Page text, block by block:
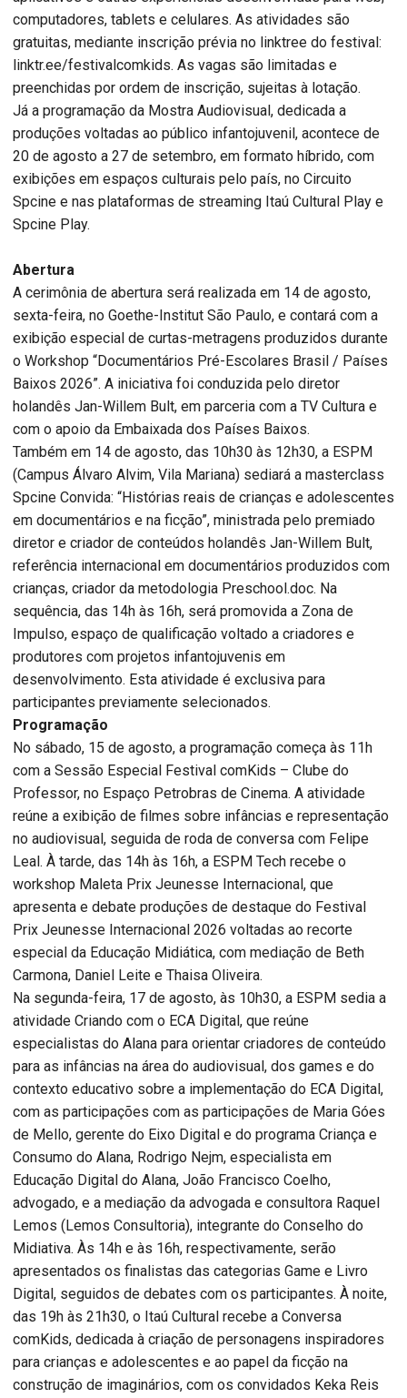
computadores, tablets e celulares. As atividades são
gratuitas, mediante inscrição prévia no linktree do festival:
linktr.ee/festivalcomkids. As vagas são limitadas e
preenchidas por ordem de inscrição, sujeitas à lotação.
Já a programação da Mostra Audiovisual, dedicada a
produções voltadas ao público infantojuvenil, acontece de
20 de agosto a 27 de setembro, em formato híbrido, com
exibições em espaços culturais pelo país, no Circuito
Spcine e nas plataformas de streaming Itaú Cultural Play e
Spcine Play.
Abertura
A cerimônia de abertura será realizada em 14 de agosto,
sexta-feira, no Goethe-Institut São Paulo, e contará com a
exibição especial de curtas-metragens produzidos durante
o Workshop “Documentários Pré-Escolares Brasil / Países
Baixos 2026”. A iniciativa foi conduzida pelo diretor
holandês Jan-Willem Bult, em parceria com a TV Cultura e
com o apoio da Embaixada dos Países Baixos.
Também em 14 de agosto, das 10h30 às 12h30, a ESPM
(Campus Álvaro Alvim, Vila Mariana) sediará a masterclass
Spcine Convida: “Histórias reais de crianças e adolescentes
em documentários e na ficção”, ministrada pelo premiado
diretor e criador de conteúdos holandês Jan-Willem Bult,
referência internacional em documentários produzidos com
crianças, criador da metodologia Preschool.doc. Na
sequência, das 14h às 16h, será promovida a Zona de
Impulso, espaço de qualificação voltado a criadores e
produtores com projetos infantojuvenis em
desenvolvimento. Esta atividade é exclusiva para
participantes previamente selecionados.
Programação
No sábado, 15 de agosto, a programação começa às 11h
com a Sessão Especial Festival comKids – Clube do
Professor, no Espaço Petrobras de Cinema. A atividade
reúne a exibição de filmes sobre infâncias e representação
no audiovisual, seguida de roda de conversa com Felipe
Leal. À tarde, das 14h às 16h, a ESPM Tech recebe o
workshop Maleta Prix Jeunesse Internacional, que
apresenta e debate produções de destaque do Festival
Prix Jeunesse Internacional 2026 voltadas ao recorte
especial da Educação Midiática, com mediação de Beth
Carmona, Daniel Leite e Thaisa Oliveira.
Na segunda-feira, 17 de agosto, às 10h30, a ESPM sedia a
atividade Criando com o ECA Digital, que reúne
especialistas do Alana para orientar criadores de conteúdo
para as infâncias na área do audiovisual, dos games e do
contexto educativo sobre a implementação do ECA Digital,
com as participações com as participações de Maria Góes
de Mello, gerente do Eixo Digital e do programa Criança e
Consumo do Alana, Rodrigo Nejm, especialista em
Educação Digital do Alana, João Francisco Coelho,
advogado, e a mediação da advogada e consultora Raquel
Lemos (Lemos Consultoria), integrante do Conselho do
Midiativa. Às 14h e às 16h, respectivamente, serão
apresentados os finalistas das categorias Game e Livro
Digital, seguidos de debates com os participantes. À noite,
das 19h às 21h30, o Itaú Cultural recebe a Conversa
comKids, dedicada à criação de personagens inspiradores
para crianças e adolescentes e ao papel da ficção na
construção de imaginários, com os convidados Keka Reis